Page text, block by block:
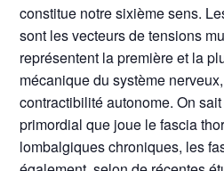
constitue notre sixième sens.
sont les vecteurs de tensions
représentent la première et la
mécanique du système
contractibilité autonome. On
primordial que joue le fascia
lombalgiques chroniques, les